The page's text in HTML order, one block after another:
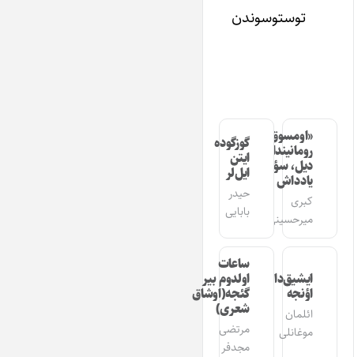
توستوسوندن
«اومسوق»
رومانیندا
دیل، سؤز،
یادداش
کبری
میرحسینی
گوزگوده
ایتن
ایل‌لر
حیدر
بابایی
ایشیق‌دان
اؤنجه
ائلمان
موغانلی
ساعات
اولدوم بیر
گئجه(اوشاق
شعری)
مرتضی
مجدفر